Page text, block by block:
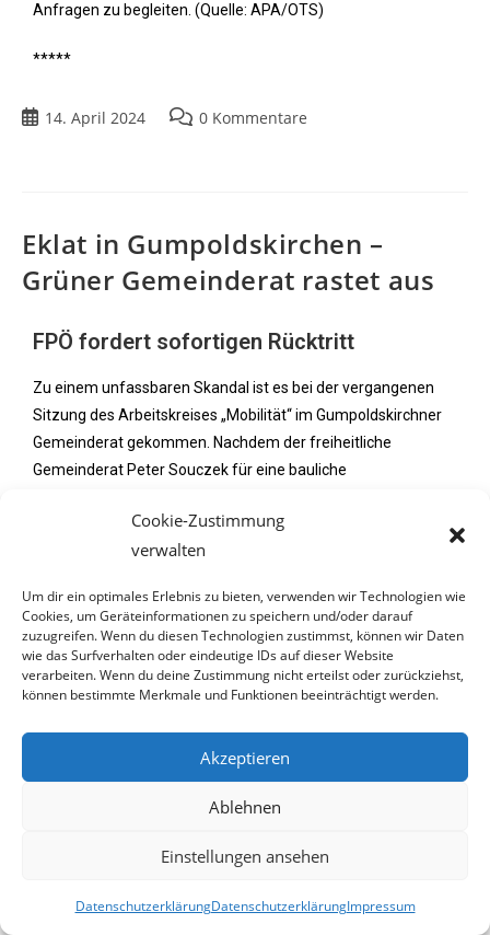
Cookie-Zustimmung
verwalten
Um dir ein optimales Erlebnis zu bieten, verwenden wir Technologien wie
Cookies, um Geräteinformationen zu speichern und/oder darauf
zuzugreifen. Wenn du diesen Technologien zustimmst, können wir Daten
wie das Surfverhalten oder eindeutige IDs auf dieser Website
verarbeiten. Wenn du deine Zustimmung nicht erteilst oder zurückziehst,
können bestimmte Merkmale und Funktionen beeinträchtigt werden.
Akzeptieren
Ablehnen
Einstellungen ansehen
DatenschutzerklärungDatenschutzerklärungImpressum
Anfragen zu begleiten. (Quelle: APA/OTS)
*****
14. April 2024 0 Kommentare
Eklat in Gumpoldskirchen –
Grüner Gemeinderat rastet aus
FPÖ fordert sofortigen Rücktritt
Zu einem unfassbaren Skandal ist es bei der vergangenen
Sitzung des Arbeitskreises „Mobilität“ im Gumpoldskirchner
Gemeinderat gekommen. Nachdem der freiheitliche
Gemeinderat Peter Souczek für eine bauliche
vom ebenfalls anwesenden grünen geschäftsführenden
Gemeinderat Karl Kühn mit den Worten „der Nazi stimmt
im Protokoll verschriftlich worden.
„Derartig letztklassige Aussagen sind nicht tolerierbar“, sagt
FPÖ-Bezirksparteiobmann Landesrat Dr. Christoph Luisser.
sein, dass sich freiheitliche Mandatare als Nazis beschimpfen
lassen müssen. Der NS-Vergleich ist widerlich und zeigt nur
aufgefordert, ihre Mandatare einzubremsen. Derartige
Entgleisungen vergiften das politische Klima und sind reiner